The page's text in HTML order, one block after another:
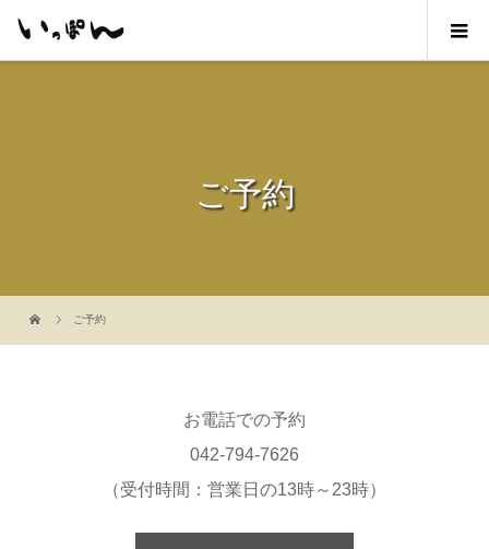
ご予約
ご予約
お電話での予約
042-794-7626
（受付時間：営業日の13時～23時）